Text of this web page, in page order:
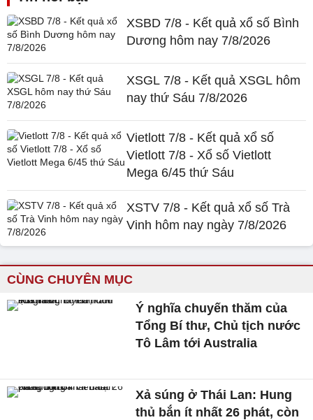
XSBD 7/8 - Kết quả xổ số Bình
Dương hôm nay 7/8/2026
XSGL 7/8 - Kết quả XSGL hôm
nay thứ Sáu 7/8/2026
Vietlott 7/8 - Kết quả xổ số
Vietlott 7/8 - Xổ số Vietlott
Mega 6/45 thứ Sáu
XSTV 7/8 - Kết quả xổ số Trà
Vinh hôm nay ngày 7/8/2026
CÙNG CHUYÊN MỤC
Ý nghĩa chuyến thăm của
Tổng Bí thư, Chủ tịch nước
Tô Lâm tới Australia
Xả súng ở Thái Lan: Hung
thủ bắn ít nhất 26 phát, còn